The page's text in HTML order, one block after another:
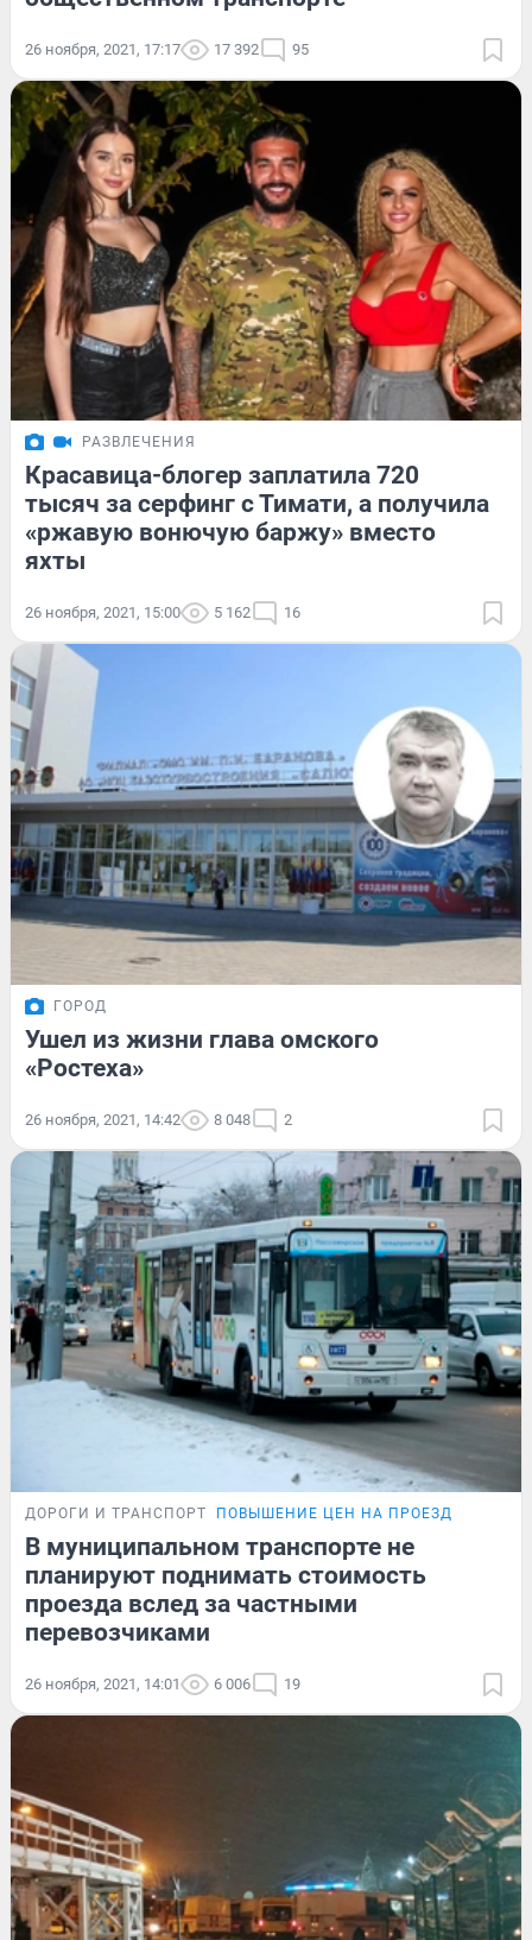
26 ноября, 2021, 17:17 17 392 95
РАЗВЛЕЧЕНИЯ
Красавица-блогер заплатила 720
тысяч за серфинг с Тимати, а получила
«ржавую вонючую баржу» вместо
яхты
26 ноября, 2021, 15:00 5 162 16
ГОРОД
Ушел из жизни глава омского
«Ростеха»
26 ноября, 2021, 14:42 8 048 2
ДОРОГИ И ТРАНСПОРТ ПОВЫШЕНИЕ ЦЕН НА ПРОЕЗД
В муниципальном транспорте не
планируют поднимать стоимость
проезда вслед за частными
перевозчиками
26 ноября, 2021, 14:01 6 006 19